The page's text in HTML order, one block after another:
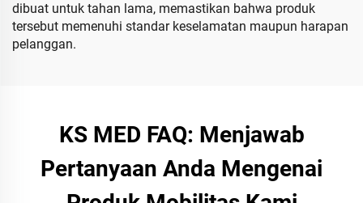
dibuat untuk tahan lama, memastikan bahwa produk
tersebut memenuhi standar keselamatan maupun harapan
pelanggan.
KS MED FAQ: Menjawab
Pertanyaan Anda Mengenai